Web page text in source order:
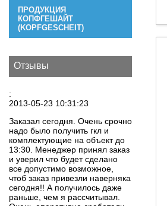
ПРОДУКЦИЯ
КОПФГЕШАЙТ
(KOPFGESCHEIT)
Отзывы
:
2013-05-23 10:31:23
Заказал сегодня. Очень срочно
надо было получить гкл и
комплектующие на объект до
13:30. Менеджер принял заказ
и уверил что будет сделано
все допустимо возможное,
чтоб заказ привезли наверняка
сегодня!! А получилось даже
раньше, чем я рассчитывал.